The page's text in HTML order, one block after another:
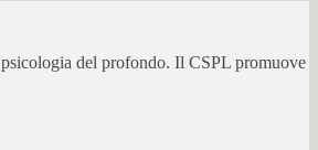
del profondo. Il CSPL promuove